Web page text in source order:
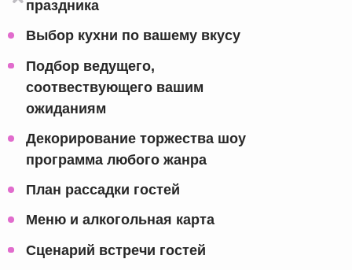
праздника
Выбор кухни по вашему вкусу
Подбор ведущего,
соотвествующего вашим
ожиданиям
Декорирование торжества шоу
программа любого жанра
План рассадки гостей
Меню и алкогольная карта
Сценарий встречи гостей